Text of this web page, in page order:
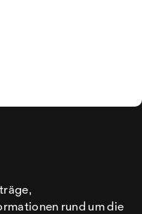
rund um die